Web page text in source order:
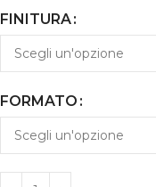
FINITURA
FORMATO